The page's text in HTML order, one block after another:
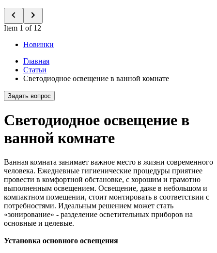
Item 1 of 12
Новинки
Главная
Статьи
Светодиодное освещение в ванной комнате
Задать вопрос
Светодиодное освещение в
ванной комнате
Ванная комната занимает важное место в жизни современного
человека. Ежедневные гигиенические процедуры приятнее
провести в комфортной обстановке, с хорошим и грамотно
выполненным освещением. Освещение, даже в небольшом и
компактном помещении, стоит монтировать в соответствии с
потребностями. Идеальным решением может стать
«зонирование» - разделение осветительных приборов на
основные и целевые.
Установка основного освещения